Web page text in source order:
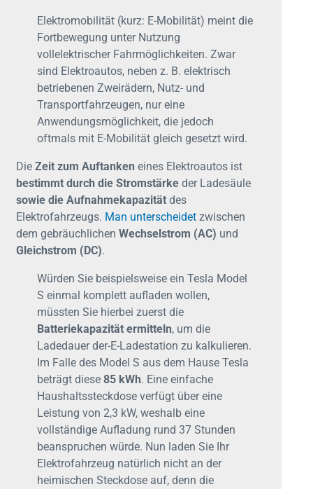
Elektromobilität (kurz: E-Mobilität) meint die
Fortbewegung unter Nutzung
vollelektrischer Fahrmöglichkeiten. Zwar
sind Elektroautos, neben z. B. elektrisch
betriebenen Zweirädern, Nutz- und
Transportfahrzeugen, nur eine
Anwendungsmöglichkeit, die jedoch
oftmals mit E-Mobilität gleich gesetzt wird.
Die Zeit zum Auftanken eines Elektroautos ist
bestimmt durch die Stromstärke der Ladesäule
sowie die Aufnahmekapazität des
Elektrofahrzeugs. Man unterscheidet zwischen
dem gebräuchlichen Wechselstrom (AC) und
Gleichstrom (DC).
Würden Sie beispielsweise ein Tesla Model
S einmal komplett aufladen wollen,
müssten Sie hierbei zuerst die
Batteriekapazität ermitteln, um die
Ladedauer der-E-Ladestation zu kalkulieren.
Im Falle des Model S aus dem Hause Tesla
beträgt diese 85 kWh. Eine einfache
Haushaltssteckdose verfügt über eine
Leistung von 2,3 kW, weshalb eine
vollständige Aufladung rund 37 Stunden
beanspruchen würde. Nun laden Sie Ihr
Elektrofahrzeug natürlich nicht an der
heimischen Steckdose auf, denn die